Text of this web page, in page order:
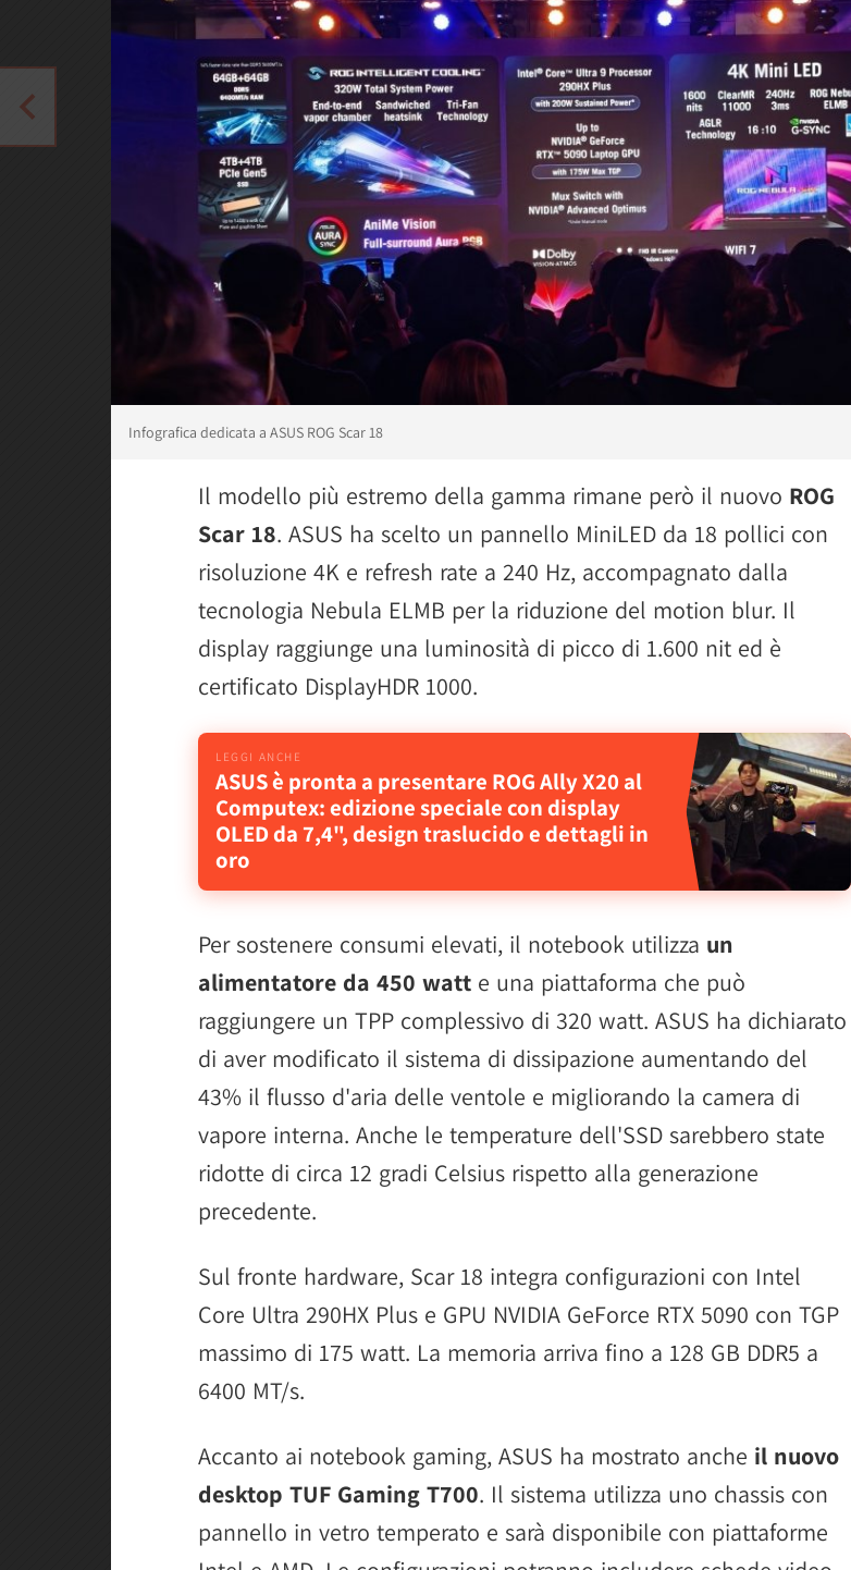
Infografica dedicata a ASUS ROG Scar 18
Il modello più estremo della gamma rimane però il nuovo ROG
Scar 18. ASUS ha scelto un pannello MiniLED da 18 pollici con
risoluzione 4K e refresh rate a 240 Hz, accompagnato dalla
tecnologia Nebula ELMB per la riduzione del motion blur. Il
display raggiunge una luminosità di picco di 1.600 nit ed è
certificato DisplayHDR 1000.
ASUS è pronta a presentare ROG Ally X20 al
Computex: edizione speciale con display
OLED da 7,4", design traslucido e dettagli in
oro
Per sostenere consumi elevati, il notebook utilizza un
alimentatore da 450 watt e una piattaforma che può
raggiungere un TPP complessivo di 320 watt. ASUS ha dichiarato
di aver modificato il sistema di dissipazione aumentando del
43% il flusso d'aria delle ventole e migliorando la camera di
vapore interna. Anche le temperature dell'SSD sarebbero state
ridotte di circa 12 gradi Celsius rispetto alla generazione
precedente.
Sul fronte hardware, Scar 18 integra configurazioni con Intel
Core Ultra 290HX Plus e GPU NVIDIA GeForce RTX 5090 con TGP
massimo di 175 watt. La memoria arriva fino a 128 GB DDR5 a
6400 MT/s.
Accanto ai notebook gaming, ASUS ha mostrato anche il nuovo
desktop TUF Gaming T700. Il sistema utilizza uno chassis con
pannello in vetro temperato e sarà disponibile con piattaforme